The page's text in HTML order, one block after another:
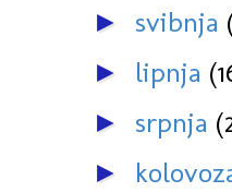
► svibnja
► lipnja
► srpnja
►